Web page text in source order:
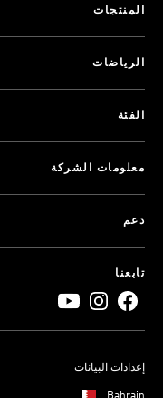
المنتجات
الرياضات
الفئة
معلومات الشركة
دعم
تابعنا
إعدادات البيانات